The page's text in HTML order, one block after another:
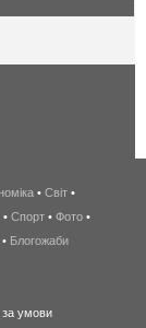
• Світ •
• Спорт • Фото •
• Блогожаби
за умови